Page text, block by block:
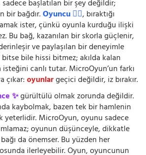
başlatılan bir şey değildir;
bir bağdır.Oyuncu 🧍‍♂️, bıraktığı
ister, çünkü oyunla kurduğu ilişki
Bu bağ, kazanılan bir skorla güçlenir,
ve paylaşılan bir deneyimle
bile hissi bitmez; akılda kalan
canlı tutar. MicroOyun’un farkı
çıkar:oyunlargeçici değildir, iz bırakır.
✨gürültülü olmak zorunda değildir.
kaybolmak, bazen tek bir hamlenin
yeterlidir. MicroOyun, oyunu sadece
oyunun düşünceyle, dikkatle
da önemser. Bu yüzden her
ilerleyebilir. Oyun, oyuncunun